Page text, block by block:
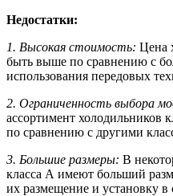
Недостатки:
1. Высокая стоимость: Цена
быть выше по сравнению с
использования передовых
2. Ограниченность выбора
ассортимент холодильников
по сравнению с другими
3. Большие размеры: В
класса А имеют больший
их размещение и установку в